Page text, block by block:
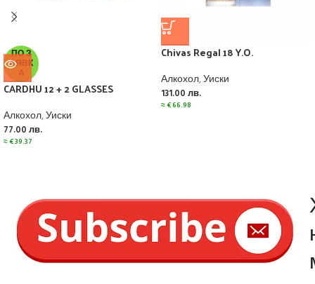
ПО З
АЯВК
А
CARDHU 12 + 2 GLASSES
Алкохол,Уиски
77.00 лв.
≈€39.37
Chivas Regal 18 Y.O.
Алкохол,Уиски
131.00 лв.
≈€66.98